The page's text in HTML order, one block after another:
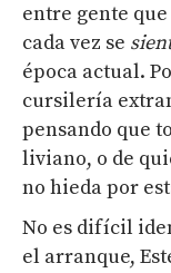
entre gente
cada vez se
época actual.
cursilería
pensando que
liviano, o de
no hieda por
No es difícil
el arranque,